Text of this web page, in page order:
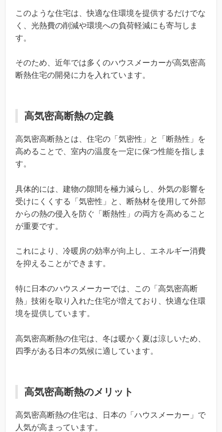
このような住宅は、快適な住環境を提供するだけでな
く、光熱費の削減や環境への負荷軽減にも寄与しま
す。
そのため、近年では多くのハウスメーカーが高気密高
断熱住宅の開発に力を入れています。
高気密高断熱の定義
高気密高断熱とは、住宅の「気密性」と「断熱性」を
高めることで、室内の温度を一定に保つ性能を指しま
す。
具体的には、建物の隙間を極力減らし、外気の影響を
受けにくくする「気密性」と、断熱材を使用して外部
からの熱の侵入を防ぐ「断熱性」の両方を高めること
が重要です。
これにより、冷暖房の効率が向上し、エネルギー消費
を抑えることができます。
特に日本のハウスメーカーでは、この「高気密高断
熱」技術を取り入れた住宅が増えており、快適な住環
境を提供しています。
高気密高断熱の住宅は、冬は暖かく夏は涼しいため、
四季がある日本の気候に適しています。
高気密高断熱のメリット
高気密高断熱の住宅は、日本の「ハウスメーカー」で
人気が高まっています。